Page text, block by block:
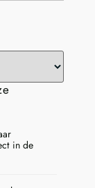
in de